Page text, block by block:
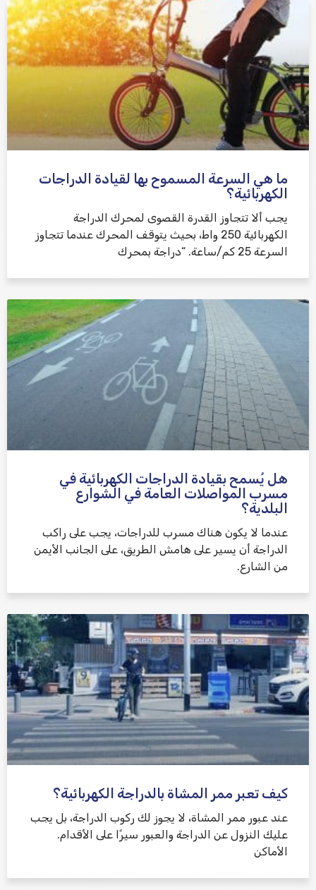
ما هي السرعة المسموح بها لقيادة الدراجات
الكهربائية؟
يجب ألا تتجاوز القدرة القصوى لمحرك الدراجة
الكهربائية 250 واط، بحيث يتوقف المحرك عندما تتجاوز
السرعة 25 كم/ساعة. “دراجة بمحرك
هل يُسمح بقيادة الدراجات الكهربائية في
مسرب المواصلات العامة في الشوارع
البلدية؟
عندما لا يكون هناك مسرب للدراجات، يجب على راكب
الدراجة أن يسير على هامش الطريق، على الجانب الأيمن
من الشارع.
كيف تعبر ممر المشاة بالدراجة الكهربائية؟
عند عبور ممر المشاة، لا يجوز لك ركوب الدراجة، بل يجب
عليك النزول عن الدراجة والعبور سيرًا على الأقدام.
الأماكن